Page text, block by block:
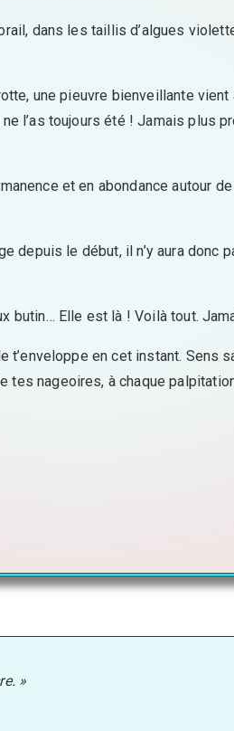
dans les taillis d’algues
une pieuvre bienveillante
l’as toujours été ! Jamais plus
et en abondance autour
depuis le début, il n’y aura donc
butin… Elle est là ! Voilà tout.
en cet instant. Sens
tes nageoires, à chaque
»